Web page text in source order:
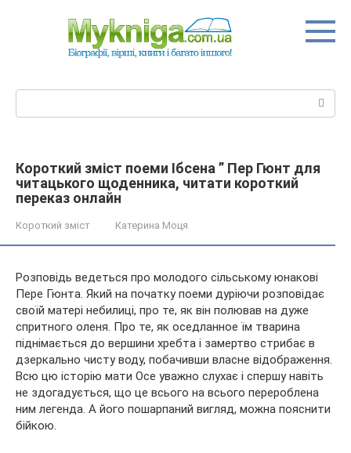
Короткий зміст поеми Ібсена ” Пер Гюнт для
читацького щоденника, читати короткий
переказ онлайн
Короткий зміст Катерина Моця
Розповідь ведеться про молодого сільському юнакові
Пере Гюнта. Який на початку поеми дуріючи розповідає
своїй матері небилиці, про те, як він полював на дуже
спритного оленя. Про те, як оседланное їм тварина
піднімається до вершини хребта і замертво стрибає в
дзеркально чисту воду, побачивши власне відображення.
Всю цю історію мати Осе уважно слухає і спершу навіть
не здогадується, що це всього на всього перероблена
ним легенда. А його пошарпаний вигляд, можна пояснити
бійкою.